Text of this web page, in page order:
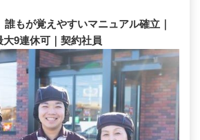
誰もが覚えやすいマニュアル確立｜
9連休可｜契約社員